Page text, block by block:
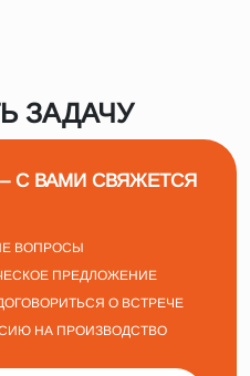
ЗАДАЧУ
С ВАМИ СВЯЖЕТСЯ
ВОПРОСЫ
ПРЕДЛОЖЕНИЕ
О ВСТРЕЧЕ
НА ПРОИЗВОДСТВО